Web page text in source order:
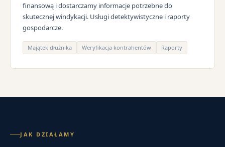
finansową i dostarczamy informacje potrzebne do
skutecznej windykacji. Usługi detektywistyczne i raporty
gospodarcze.
Majątek dłużnika Weryfikacja kontrahentów Raporty
JAK DZIAŁAMY